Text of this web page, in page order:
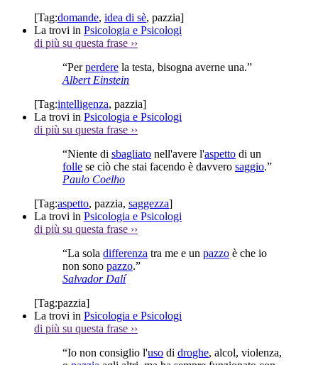
[Tag:domande, idea di sè, pazzia]
La trovi in Psicologia e Psicologi
di più su questa frase ››
“Perperdere la testa, bisogna averne una.”
Albert Einstein
[Tag:intelligenza, pazzia]
La trovi in Psicologia e Psicologi
di più su questa frase ››
“Niente di sbagliato nell'avere l'aspetto di un
folle se ciò che stai facendo è davvero saggio.”
Paulo Coelho
[Tag:aspetto, pazzia, saggezza]
La trovi in Psicologia e Psicologi
di più su questa frase ››
“La sola differenza tra me e un pazzo è che io
non sono pazzo.”
Salvador Dalí
[Tag:pazzia]
La trovi in Psicologia e Psicologi
di più su questa frase ››
“Io non consiglio l'uso di droghe, alcol, violenza,